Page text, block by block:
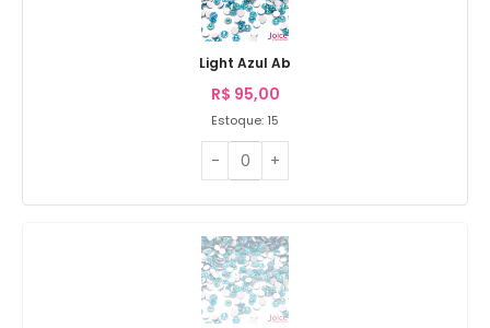
Light Azul Ab
R$ 95,00
Estoque: 15